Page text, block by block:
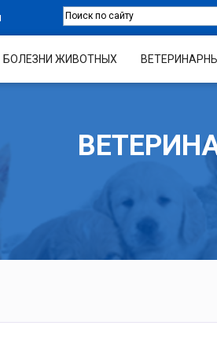
БОЛЕЗНИ ЖИВОТНЫХ